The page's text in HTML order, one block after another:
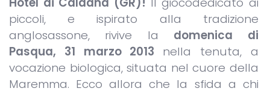
piccoli, e ispirato alla tradizione
anglosassone, rivive la domenica di
Pasqua, 31 marzo 2013 nella tenuta, a
vocazione biologica, situata nel cuore della
Maremma. Ecco allora che la sfida a chi